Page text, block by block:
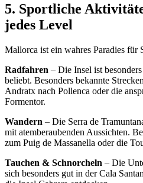
5. Sportliche
jedes Level
Mallorca ist ein wahres Paradies für
Radfahren – Die Insel ist
beliebt. Besonders bekannte
Andratx nach Pollenca oder die
Formentor.
Wandern – Die Serra de
mit atemberaubenden Aussichten.
zum Puig de Massanella oder die
Tauchen & Schnorcheln – Die
sich besonders gut in der Cala